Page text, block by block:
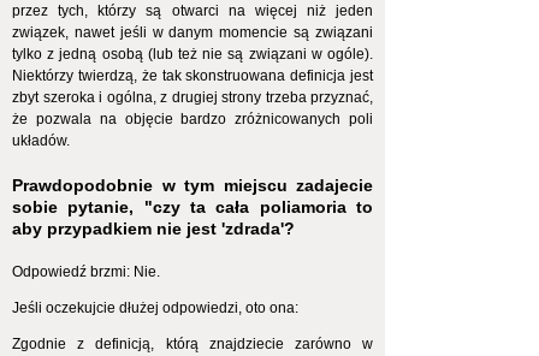
przez tych, którzy są otwarci na więcej niż jeden
związek, nawet jeśli w danym momencie są związani
tylko z jedną osobą (lub też nie są związani w ogóle).
Niektórzy twierdzą, że tak skonstruowana definicja jest
zbyt szeroka i ogólna, z drugiej strony trzeba przyznać,
że pozwala na objęcie bardzo zróżnicowanych poli
układów.
Prawdopodobnie w tym miejscu zadajecie
sobie pytanie, "czy ta cała poliamoria to
aby przypadkiem nie jest 'zdrada'?
Odpowiedź brzmi: Nie.
Jeśli oczekujcie dłużej odpowiedzi, oto ona:
Zgodnie z definicją, którą znajdziecie zarówno w